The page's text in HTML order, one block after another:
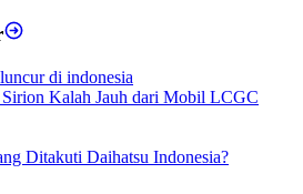
Sirion Kalah Jauh dari Mobil LCGC
Ditakuti Daihatsu Indonesia?